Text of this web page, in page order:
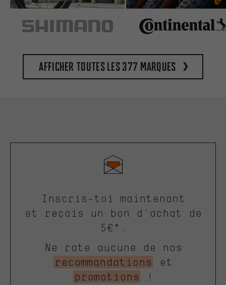
Afficher toutes les 377 marques
Inscris-toi maintenant
et reçois un bon d'achat de
5€*.
Ne rate aucune de nos
recommandations
et
promotions
!